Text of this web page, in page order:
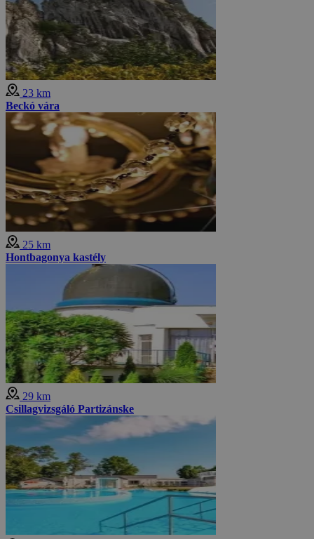
23 km
Beckó vára
25 km
Hontbagonya kastély
29 km
Csillagvizsgáló Partizánske